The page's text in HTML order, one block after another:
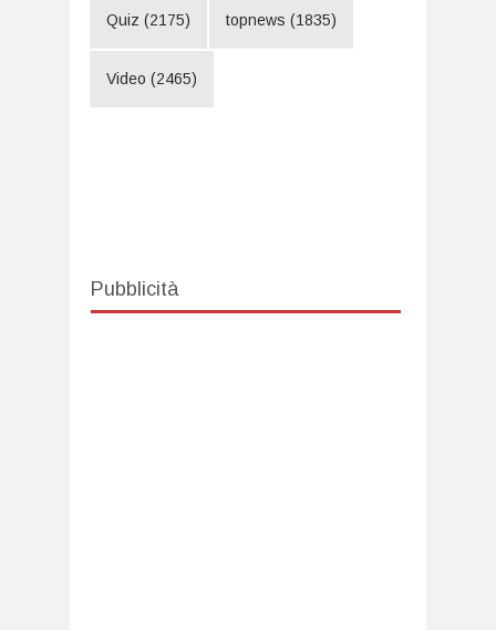
Quiz (2175) topnews (1835)
Video (2465)
Pubblicità